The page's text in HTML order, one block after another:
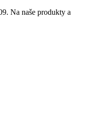
Na naše produkty a